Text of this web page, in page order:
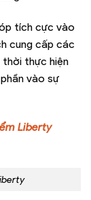
tích cực vào
cung cấp các
thời thực hiện
vào sự
Liberty